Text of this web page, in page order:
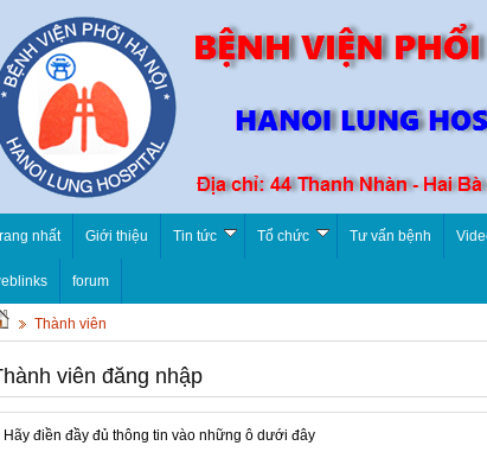
nhất Giới thiệu Tin tức Tổ chức Tư vấn bệnh
forum
Thành viên
viên đăng nhập
Hãy điền đầy đủ thông tin vào những ô dưới đây